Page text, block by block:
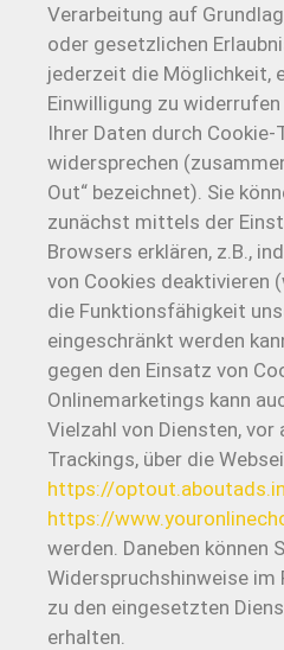
Verarbeitung auf
oder gesetzlichen
jederzeit die Möglichkeit,
Einwilligung zu
Ihrer Daten durch Cookie-
widersprechen
Out“ bezeichnet). Sie
zunächst mittels der
Browsers erklären, z.B.,
von Cookies deaktivieren
die Funktionsfähigkeit
eingeschränkt werden
gegen den Einsatz von
Onlinemarketings kann
Vielzahl von Diensten, vor
Trackings, über die
https://
https://
werden. Daneben können
Widerspruchshinweise im
zu den eingesetzten
erhalten.